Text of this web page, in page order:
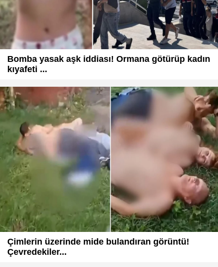
Bomba yasak aşk iddiası! Ormana götürüp kadın
kıyafeti ...
Çimlerin üzerinde mide bulandıran görüntü!
Çevredekiler...